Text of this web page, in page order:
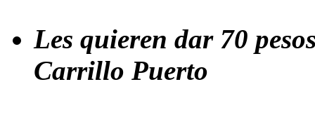
Les quieren dar 70
Carrillo Puerto